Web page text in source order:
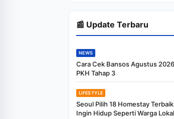
Penjualan LPG 3
Kilogram
📰 Update Terbaru
NEWS
Cara Cek Bansos Agustus
PKH Tahap 3
LIFESTYLE
Seoul Pilih 18 Homestay
Ingin Hidup Seperti Warga Lokal